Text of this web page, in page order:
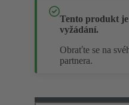
Tento produkt
vyžádání.
Obraťte se na
partnera.